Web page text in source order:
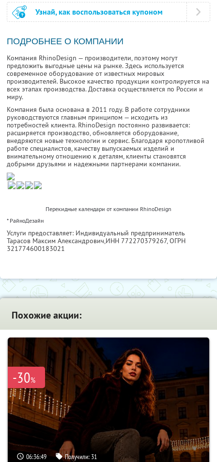
Узнай, как воспользоваться купоном
ПОДРОБНЕЕ О КОМПАНИИ
Компания RhinoDesign — производители, поэтому могут
предложить выгодные цены на рынке. Здесь используется
современное оборудование от известных мировых
производителей. Высокое качество продукции контролируется на
всех этапах производства. Доставка осуществляется по России и
миру.
Компания была основана в 2011 году. В работе сотрудники
руководствуются главным принципом — исходить из
потребностей клиента. RhinoDesign постоянно развивается:
расширяется производство, обновляется оборудование,
внедряются новые технологии и сервис. Благодаря кропотливой
работе специалистов, качеству выпускаемых изделий и
внимательному отношению к деталям, клиенты становятся
добрыми друзьями и надежными партнерами компании.
Перекидные календари от компании RhinoDesign
* РайноДезайн
Услуги предоставляет: Индивидуальный предприниматель
Тарасов Максим Александрович,ИНН 772270379267, ОГРН
321774600183021
Похожие акции:
-30%
06:36:48 Получили: 31